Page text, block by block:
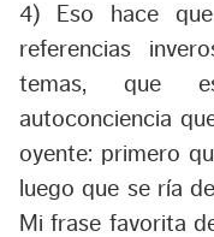
4) Eso hace
referencias
temas, que
autoconciencia
oyente: primero
luego que se ría
Mi frase favorita